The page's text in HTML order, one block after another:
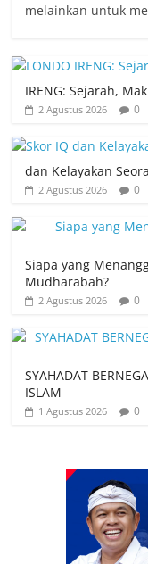
melainkan untuk
IRENG: Sejarah,
2 Agustus 2026 0
dan Kelayakan
2 Agustus 2026 0
Siapa yang
Mudharabah?
2 Agustus 2026 0
SYAHADAT
ISLAM
1 Agustus 2026 0